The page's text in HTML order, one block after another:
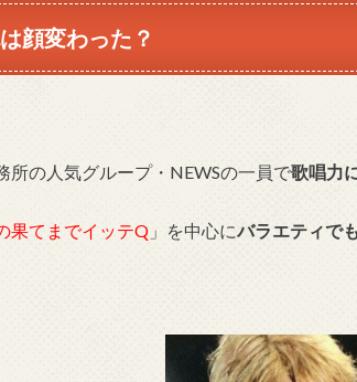
顔変わった？
所の人気グループ・NEWSの一員で歌唱力
果てまでイッテQ 」を中心にバラエティで